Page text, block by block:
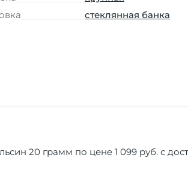
стеклянная банка
20 грамм по цене 1 099 руб. с